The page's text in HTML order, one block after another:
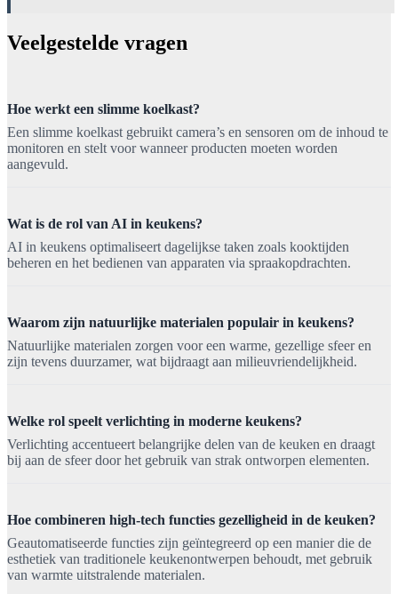
Veelgestelde vragen
Hoe werkt een slimme koelkast?
Een slimme koelkast gebruikt camera’s en sensoren om de inhoud te
monitoren en stelt voor wanneer producten moeten worden
aangevuld.
Wat is de rol van AI in keukens?
AI in keukens optimaliseert dagelijkse taken zoals kooktijden
beheren en het bedienen van apparaten via spraakopdrachten.
Waarom zijn natuurlijke materialen populair in keukens?
Natuurlijke materialen zorgen voor een warme, gezellige sfeer en
zijn tevens duurzamer, wat bijdraagt aan milieuvriendelijkheid.
Welke rol speelt verlichting in moderne keukens?
Verlichting accentueert belangrijke delen van de keuken en draagt
bij aan de sfeer door het gebruik van strak ontworpen elementen.
Hoe combineren high-tech functies gezelligheid in de keuken?
Geautomatiseerde functies zijn geïntegreerd op een manier die de
esthetiek van traditionele keukenontwerpen behoudt, met gebruik
van warmte uitstralende materialen.